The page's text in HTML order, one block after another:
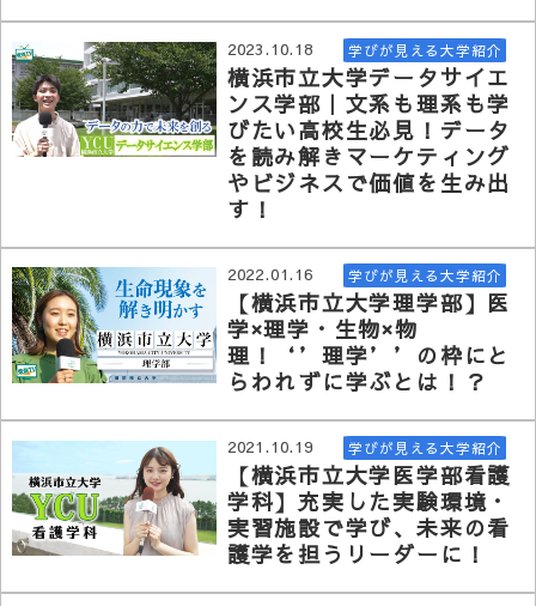
2023.10.18 学びが見える大学紹介
横浜市立大学データサイエ
ンス学部｜文系も理系も学
びたい高校生必見！データ
を読み解きマーケティング
やビジネスで価値を生み出
す！
2022.01.16 学びが見える大学紹介
【横浜市立大学理学部】医
学×理学・生物×物
理！‘’理学’’の枠にと
らわれずに学ぶとは！？
2021.10.19 学びが見える大学紹介
【横浜市立大学医学部看護
学科】充実した実験環境・
実習施設で学び、未来の看
護学を担うリーダーに！